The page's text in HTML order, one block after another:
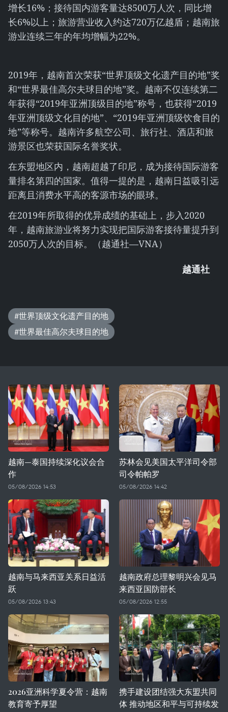
增长16%；接待国内游客量达8500万人次，同比增
长6%以上；旅游营业收入约达720万亿越盾；越南旅
游业连续三年的年均增幅为22%。
2019年，越南首次荣获“世界顶级文化遗产目的地”奖
和“世界最佳高尔夫球目的地”奖。越南不仅连续第二
年获得“2019年亚洲顶级目的地”称号，也获得“2019
年亚洲顶级文化目的地”、“2019年亚洲顶级饮食目的
地”等称号。越南许多航空公司、旅行社、酒店和旅
游景区也荣获国际名誉奖状。
在东盟地区内，越南超越了印尼，成为接待国际游客
量排名第四的国家。值得一提的是，越南日益吸引远
距离且消费水平高的客源市场的眼球。
在2019年所取得的优异成绩的基础上，步入2020
年，越南旅游业将努力实现把国际游客接待量提升到
2050万人次的目标。（越通社—VNA）
越通社
#世界顶级文化遗产目的地
#世界最佳高尔夫球目的地
越南—泰国持续深化议会合
作
05/08/2026 14:53
苏林会见美国太平洋司令部
司令帕帕罗
05/08/2026 14:42
越南与马来西亚关系日益活
跃
05/08/2026 13:43
越南政府总理黎明兴会见马
来西亚国防部长
05/08/2026 12:55
2026亚洲科学夏令营：越南
教育寄予厚望
携手建设团结强大东盟共同
体 推动地区和平与可持续发